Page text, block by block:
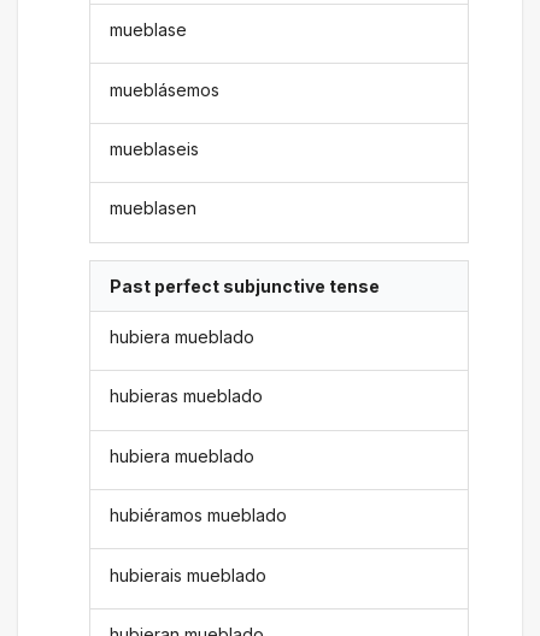
mueblase
mueblásemos
mueblaseis
mueblasen
Past perfect subjunctive tense
hubiera mueblado
hubieras mueblado
hubiera mueblado
hubiéramos mueblado
hubierais mueblado